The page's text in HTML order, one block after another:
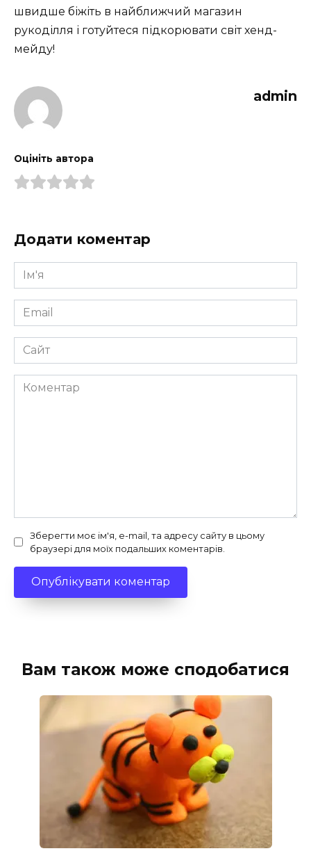
швидше біжіть в найближчий магазин
рукоділля і готуйтеся підкорювати світ хенд-
мейду!
admin
Оцініть автора
Додати коментар
Ім'я
*
Email
*
Сайт
Коментар
Зберегти моє ім'я, e-mail, та адресу сайту в цьому
браузері для моїх подальших коментарів.
Вам також може сподобатися